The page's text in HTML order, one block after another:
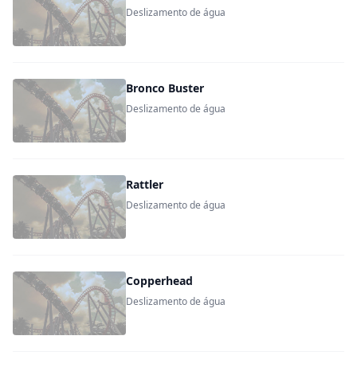
Deslizamento de água
Bronco Buster
Deslizamento de água
Rattler
Deslizamento de água
Copperhead
Deslizamento de água